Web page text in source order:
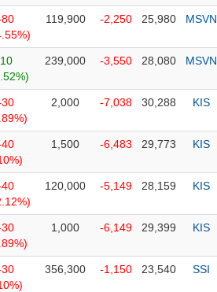
119,900 -2,250 25,980 MSVN
10
239,000 -3,550 28,080 MSVN
2,000 -7,038 30,288 KIS
1,500 -6,483 29,773 KIS
120,000 -5,149 28,159 KIS
1,000 -6,149 29,399 KIS
356,300 -1,150 23,540 SSI